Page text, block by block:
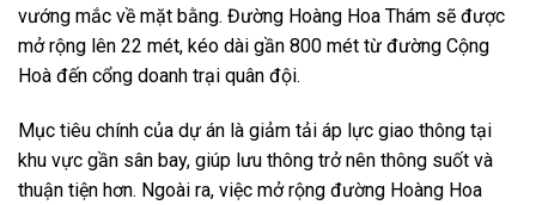
vướng mắc về mặt bằng. Đường Hoàng Hoa Thám sẽ được
mở rộng lên 22 mét, kéo dài gần 800 mét từ đường Cộng
Hoà đến cổng doanh trại quân đội.
Mục tiêu chính của dự án là giảm tải áp lực giao thông tại
khu vực gần sân bay, giúp lưu thông trở nên thông suốt và
thuận tiện hơn. Ngoài ra, việc mở rộng đường Hoàng Hoa